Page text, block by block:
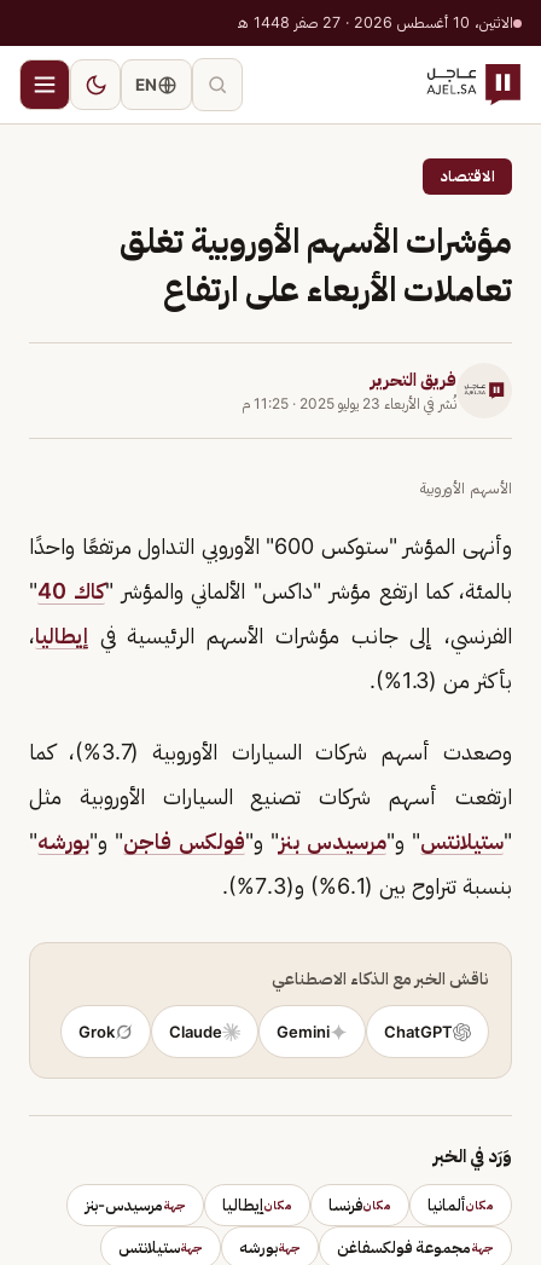
الاثنين، 10 أغسطس 2026 · 27 صفر 1448 هـ
EN
الاقتصاد
مؤشرات الأسهم الأوروبية تغلق
تعاملات الأربعاء على ارتفاع
فريق التحرير
نُشر في الأربعاء 23 يوليو 2025 · 11:25 م
الأسهم الأوروبية
وأنهى المؤشر "ستوكس 600" الأوروبي التداول مرتفعًا واحدًا
بالمئة، كما ارتفع مؤشر "داكس" الألماني والمؤشر "كاك 40
"
الفرنسي، إلى جانب مؤشرات الأسهم الرئيسية في إيطاليا،
بأكثر من (1.3%).
وصعدت أسهم شركات السيارات الأوروبية (3.7%)، كما
ارتفعت أسهم شركات تصنيع السيارات الأوروبية مثل
"ستيلانتس" و"مرسيدس بنز" و"فولكس فاجن" و"بورشه"
بنسبة تتراوح بين (6.1%) و(7.3%).
ناقش الخبر مع الذكاء الاصطناعي
ChatGPT
Gemini
Claude
Grok
وَرَد في الخبر
مكانألمانيا مكانفرنسا مكانإيطاليا جهةمرسيدس-بنز
جهةمجموعة فولكسفاغن جهةبورشه جهةستيلانتس